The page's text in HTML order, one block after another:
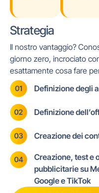
Strategia
Il nostro vantaggio?
giorno zero, incrociato
esattamente cosa fare
Definizione degli
Definizione
Creazione dei
Creazione, test e
pubblicitarie su
Google e TikTok